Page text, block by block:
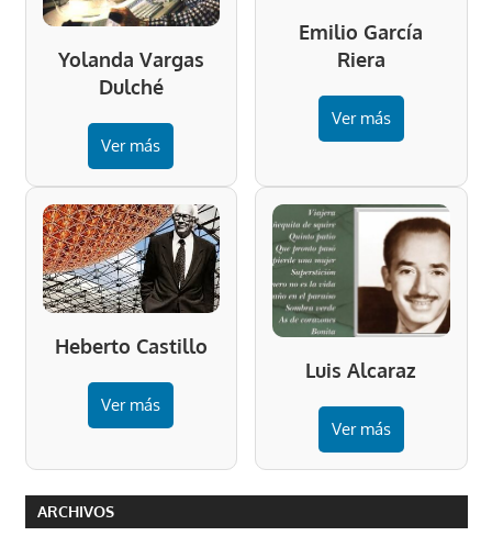
Yolanda Vargas
Dulché
Ver más
Emilio García
Riera
Ver más
Heberto Castillo
Ver más
Luis Alcaraz
Ver más
ARCHIVOS